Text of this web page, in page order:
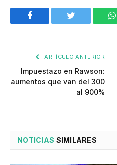
Facebook Twitter
ARTÍCULO ANTERIOR
Impuestazo en Rawson:
aumentos que van del 300
al 900%
NOTICIAS SIMILARES